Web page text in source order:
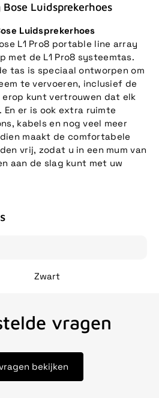
Bose Luidsprekerhoes
Luidsprekerhoes
L1 Pro8 portable line array
met de L1 Pro8 systeemtas.
tas is speciaal ontworpen om
te vervoeren, inclusief de
kunt vertrouwen dat elk
er is ook extra ruimte
kabels en nog veel meer
maakt de comfortabele
vrij, zodat u in een mum van
aan de slag kunt met uw
Zwart
vragen
bekijken